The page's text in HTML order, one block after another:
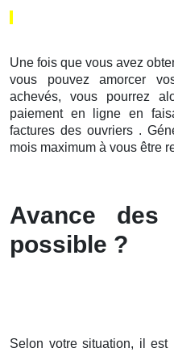
Une fois que vous avez
vous pouvez amorcer
achevés, vous pourrez
paiement en ligne en
factures des ouvriers .
mois maximum à vous être
Avance
possible ?
Selon votre situation, il est